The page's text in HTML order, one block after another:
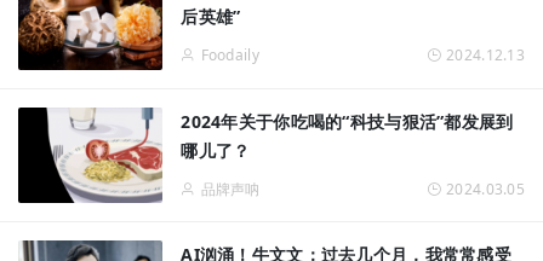
后英雄”
Foodaily 2024.12.13
2024年关于你吃喝的“科技与狠活”都发展到
哪儿了？
品牌声呐 2024.03.05
AI汹涌！牛文文：过去几个月，我常常感受